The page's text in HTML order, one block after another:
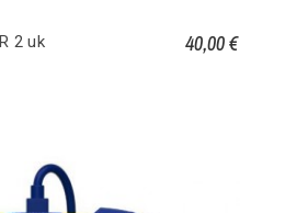
2 uk 40,00 €